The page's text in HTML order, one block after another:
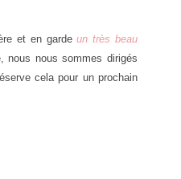
et en gardeun très beau
nous nous sommes dirigés
cela pour un prochain